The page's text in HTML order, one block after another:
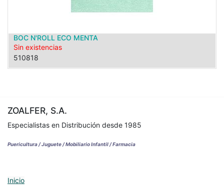
BOC N'ROLL ECO MENTA
Sin existencias
510818
ZOALFER, S.A.
Especialistas en Distribución desde 1985
Puericultura / Juguete / Mobiliario Infantil / Farmacia
Inicio